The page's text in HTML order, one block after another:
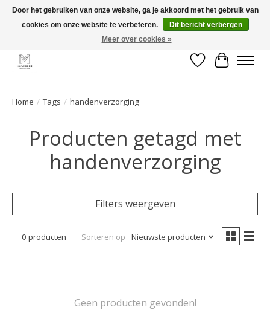
GRATIS verzending vanaf €50 voor BE - €75 voor NL - After pay mogelijk!
Verlanglijst
Home / Tags / handenverzorging
Producten getagd met
handenverzorging
Filters weergeven
0 producten Sorteren op Nieuwste producten
Geen producten gevonden!
Door het gebruiken van onze website, ga je akkoord met het gebruik van
cookies om onze website te verbeteren.
Dit bericht verbergen
Meer over cookies »